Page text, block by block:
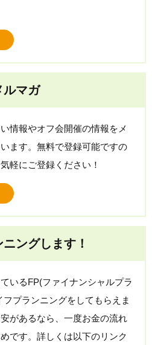
ルマガ
情報やオフ会開催の情報をメ
ます。無料で登録可能ですの
軽にご登録ください！
ングします！
いるFP(ファイナンシャルプラ
プランニングをしてもらえま
があるなら、一度お金の流れ
です。詳しくは以下のリンク